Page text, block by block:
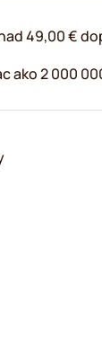
49,00 €
ako 2 000